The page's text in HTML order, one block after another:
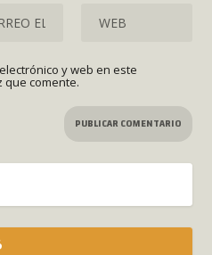
y web en este
que comente.